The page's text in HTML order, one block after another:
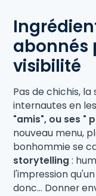
abonnés
visibilité
Pas de chichis, la
internautes en
"amis", ou ses "
nouveau menu,
bonhommie se
storytelling:
l'impression
donc... Donner